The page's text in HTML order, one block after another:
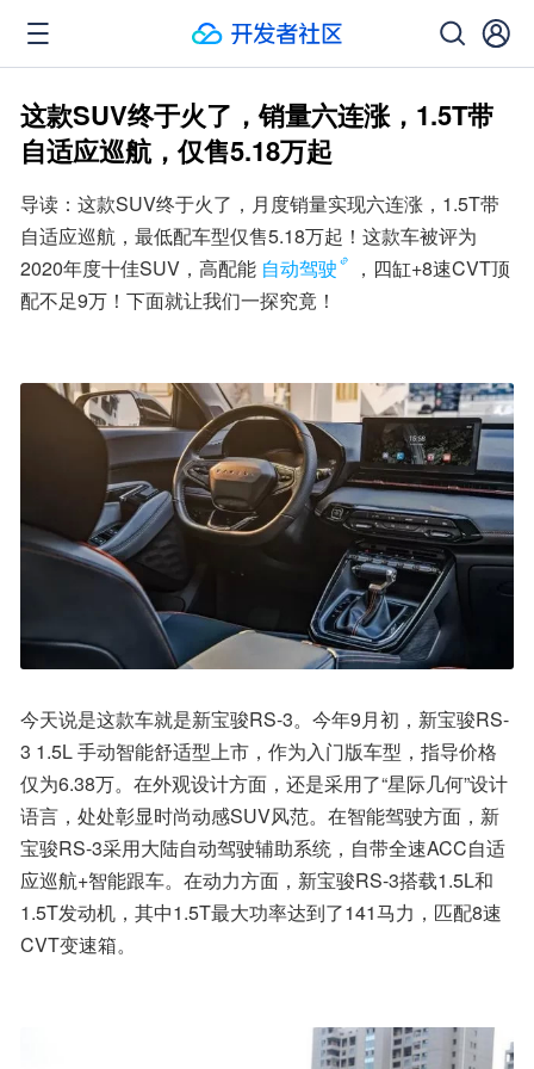
这款SUV终于火了，销量六连涨，1.5T带
自适应巡航，仅售5.18万起
导读：这款SUV终于火了，月度销量实现六连涨，1.5T带
自适应巡航，最低配车型仅售5.18万起！这款车被评为
2020年度十佳SUV，高配能 自动驾驶
，四缸+8速CVT顶
配不足9万！下面就让我们一探究竟！
今天说是这款车就是新宝骏RS-3。今年9月初，新宝骏RS-
3 1.5L 手动智能舒适型上市，作为入门版车型，指导价格
仅为6.38万。在外观设计方面，还是采用了“星际几何”设计
语言，处处彰显时尚动感SUV风范。在智能驾驶方面，新
宝骏RS-3采用大陆自动驾驶辅助系统，自带全速ACC自适
应巡航+智能跟车。在动力方面，新宝骏RS-3搭载1.5L和
1.5T发动机，其中1.5T最大功率达到了141马力，匹配8速
CVT变速箱。